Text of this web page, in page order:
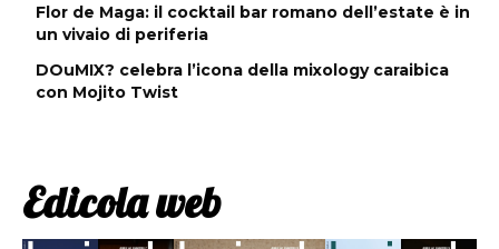
Flor de Maga: il cocktail bar romano dell’estate è in
un vivaio di periferia
DOuMIX? celebra l’icona della mixology caraibica
con Mojito Twist
Edicola web